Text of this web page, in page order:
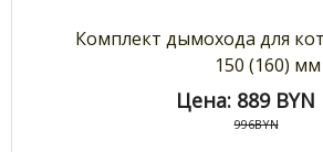
Комплект дымохода для
150 (160) мм
Цена: 889 BYN
996BYN